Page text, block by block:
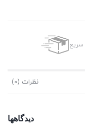
سریع
نظرات (0)
دیدگاهها